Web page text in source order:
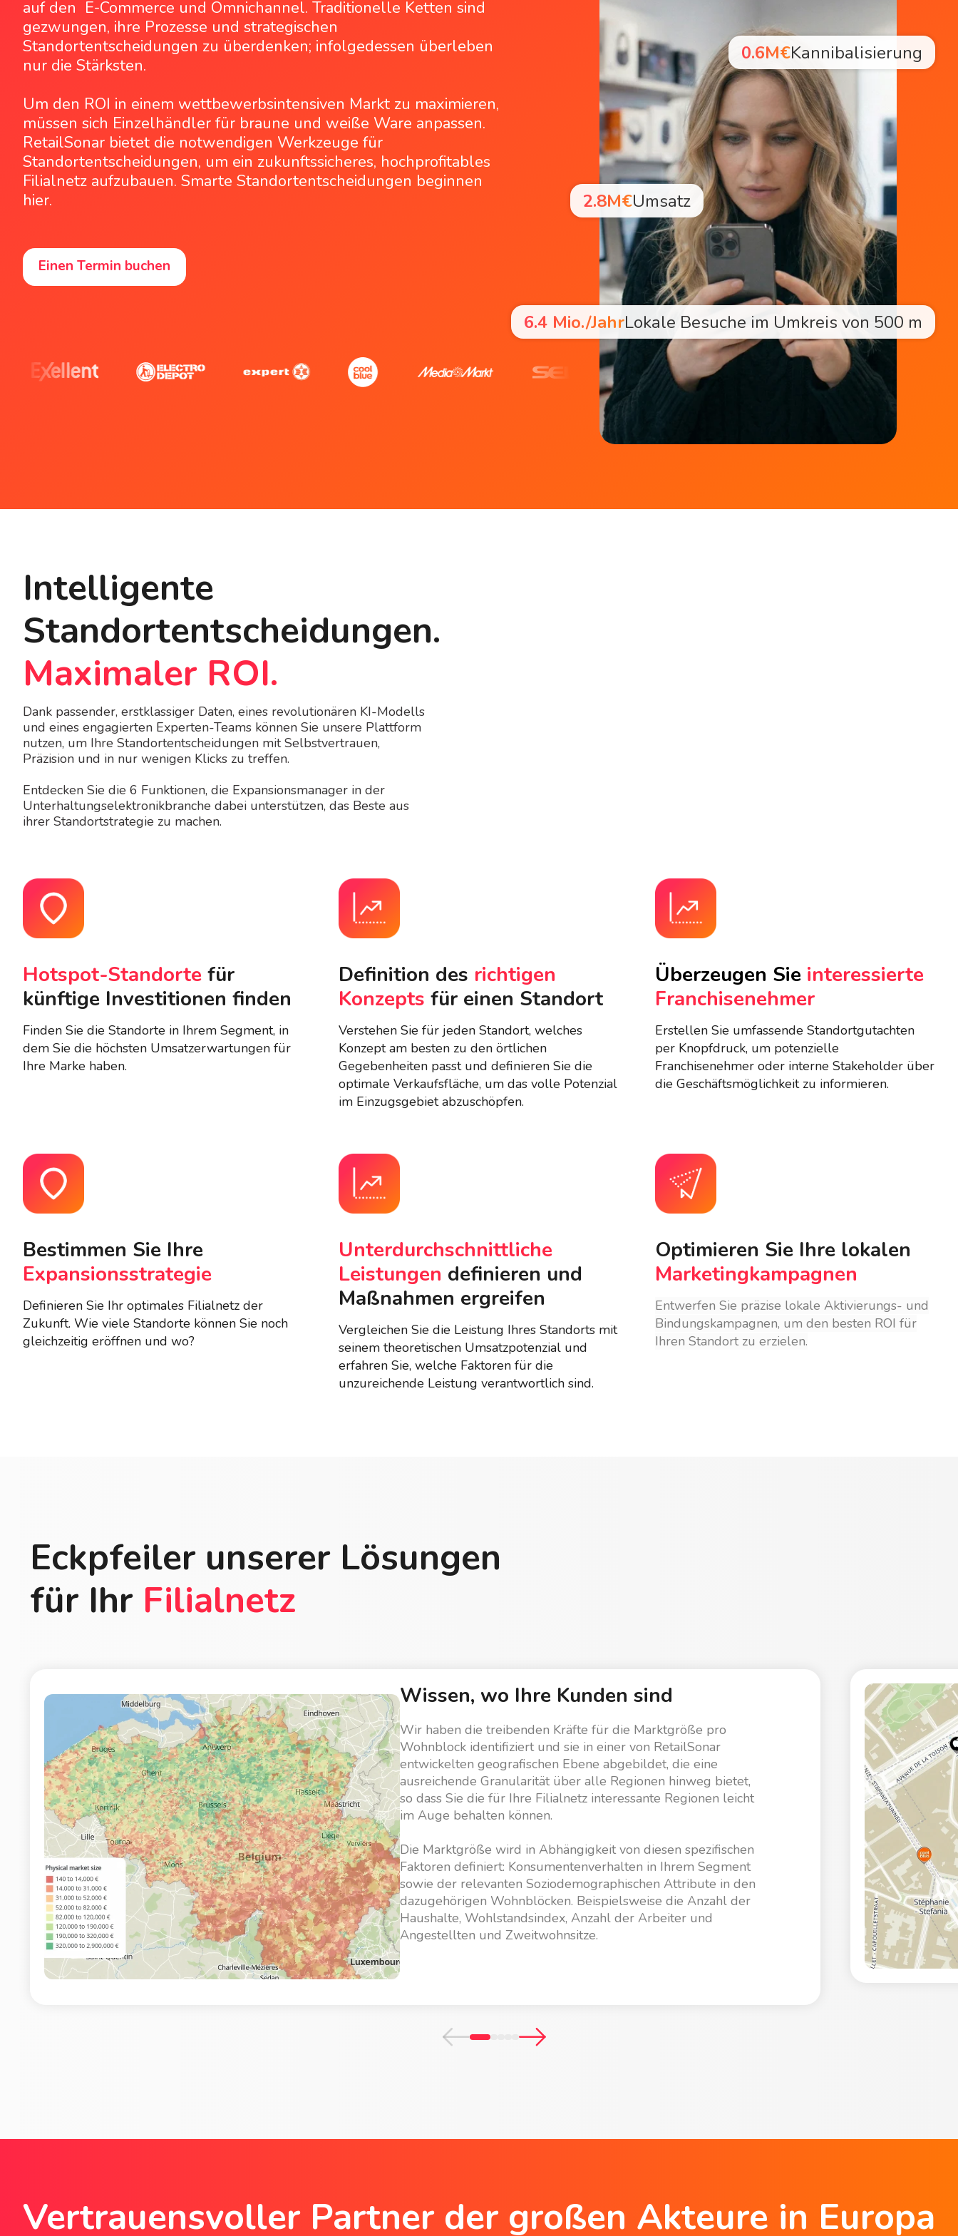
auf den E-Commerce und Omnichannel. Traditionelle Ketten sind
gezwungen, ihre Prozesse und strategischen
Standortentscheidungen zu überdenken; infolgedessen überleben
nur die Stärksten.
Um den ROI in einem wettbewerbsintensiven Markt zu maximieren,
müssen sich Einzelhändler für braune und weiße Ware anpassen.
RetailSonar bietet die notwendigen Werkzeuge für
Standortentscheidungen, um ein zukunftssicheres, hochprofitables
Filialnetz aufzubauen. Smarte Standortentscheidungen beginnen
hier.
Einen Termin buchen
0.6M€Kannibalisierung
2.8M€Umsatz
6.4 Mio./JahrLokale Besuche im Umkreis von 500 m
Intelligente
Standortentscheidungen.
Maximaler ROI.
Dank passender, erstklassiger Daten, eines revolutionären KI-Modells
und eines engagierten Experten-Teams können Sie unsere Plattform
nutzen, um Ihre Standortentscheidungen mit Selbstvertrauen,
Präzision und in nur wenigen Klicks zu treffen.
Entdecken Sie die 6 Funktionen, die Expansionsmanager in der
Unterhaltungselektronikbranche dabei unterstützen, das Beste aus
ihrer Standortstrategie zu machen.
Hotspot-Standorte für
künftige Investitionen finden
Finden Sie die Standorte in Ihrem Segment, in
dem Sie die höchsten Umsatzerwartungen für
Ihre Marke haben.
Definition des richtigen
Konzepts für einen Standort
Verstehen Sie für jeden Standort, welches
Konzept am besten zu den örtlichen
Gegebenheiten passt und definieren Sie die
optimale Verkaufsfläche, um das volle Potenzial
im Einzugsgebiet abzuschöpfen.
Überzeugen Sie interessierte
Franchisenehmer
Erstellen Sie umfassende Standortgutachten
per Knopfdruck, um potenzielle
Franchisenehmer oder interne Stakeholder über
die Geschäftsmöglichkeit zu informieren.
Bestimmen Sie Ihre
Expansionsstrategie
Definieren Sie Ihr optimales Filialnetz der
Zukunft. Wie viele Standorte können Sie noch
gleichzeitig eröffnen und wo?
Unterdurchschnittliche
Leistungen definieren und
Maßnahmen ergreifen
Vergleichen Sie die Leistung Ihres Standorts mit
seinem theoretischen Umsatzpotenzial und
erfahren Sie, welche Faktoren für die
unzureichende Leistung verantwortlich sind.
Optimieren Sie Ihre lokalen
Marketingkampagnen
Entwerfen Sie präzise lokale Aktivierungs- und
Bindungskampagnen, um den besten ROI für
Ihren Standort zu erzielen.
Eckpfeiler unserer Lösungen
für Ihr Filialnetz
Wissen, wo Ihre Kunden sind
Wir haben die treibenden Kräfte für die Marktgröße pro
Wohnblock identifiziert und sie in einer von RetailSonar
entwickelten geografischen Ebene abgebildet, die eine
ausreichende Granularität über alle Regionen hinweg bietet,
so dass Sie die für Ihre Filialnetz interessante Regionen leicht
im Auge behalten können.
Die Marktgröße wird in Abhängigkeit von diesen spezifischen
Faktoren definiert: Konsumentenverhalten in Ihrem Segment
sowie der relevanten Soziodemographischen Attribute in den
dazugehörigen Wohnblöcken. Beispielsweise die Anzahl der
Haushalte, Wohlstandsindex, Anzahl der Arbeiter und
Angestellten und Zweitwohnsitze.
Vertrauensvoller Partner der großen Akteure in Europa